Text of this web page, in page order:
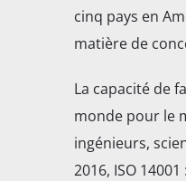
cinq pays en
matière de
La capacité de
monde pour le
ingénieurs,
2016, ISO